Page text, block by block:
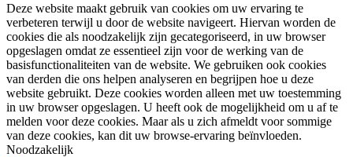
Deze website maakt gebruik van cookies om uw ervaring te
verbeteren terwijl u door de website navigeert. Hiervan worden de
cookies die als noodzakelijk zijn gecategoriseerd, in uw browser
opgeslagen omdat ze essentieel zijn voor de werking van de
basisfunctionaliteiten van de website. We gebruiken ook cookies
van derden die ons helpen analyseren en begrijpen hoe u deze
website gebruikt. Deze cookies worden alleen met uw toestemming
in uw browser opgeslagen. U heeft ook de mogelijkheid om u af te
melden voor deze cookies. Maar als u zich afmeldt voor sommige
van deze cookies, kan dit uw browse-ervaring beïnvloeden.
Noodzakelijk